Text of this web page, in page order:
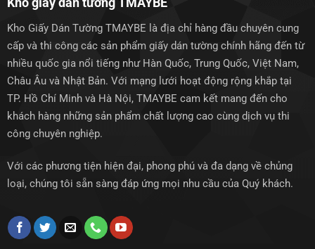
Kho Giấy Dán Tường TMAYBE là địa chỉ hàng đầu chuyên cung
cấp và thi công các sản phẩm giấy dán tường chính hãng đến từ
nhiều quốc gia nổi tiếng như Hàn Quốc, Trung Quốc, Việt Nam,
Châu Âu và Nhật Bản. Với mạng lưới hoạt động rộng khắp tại
TP. Hồ Chí Minh và Hà Nội, TMAYBE cam kết mang đến cho
khách hàng những sản phẩm chất lượng cao cùng dịch vụ thi
công chuyên nghiệp.
Với các phương tiện hiện đại, phong phú và đa dạng về chủng
loại, chúng tôi sẵn sàng đáp ứng mọi nhu cầu của Quý khách.